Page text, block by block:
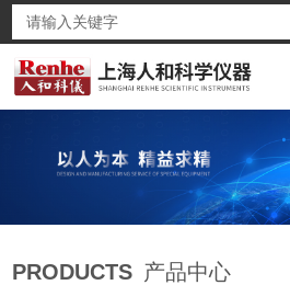
PRODUCTS 产品中心